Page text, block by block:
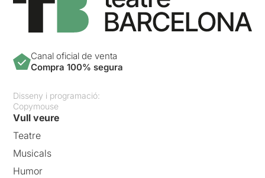
Canal oficial de venta
Compra 100% segura
Disseny i programació:
Copymouse
Vull veure
Teatre
Musicals
Humor